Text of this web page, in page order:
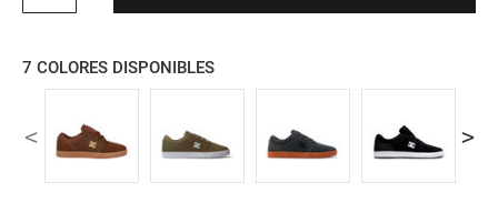
7 COLORES DISPONIBLES